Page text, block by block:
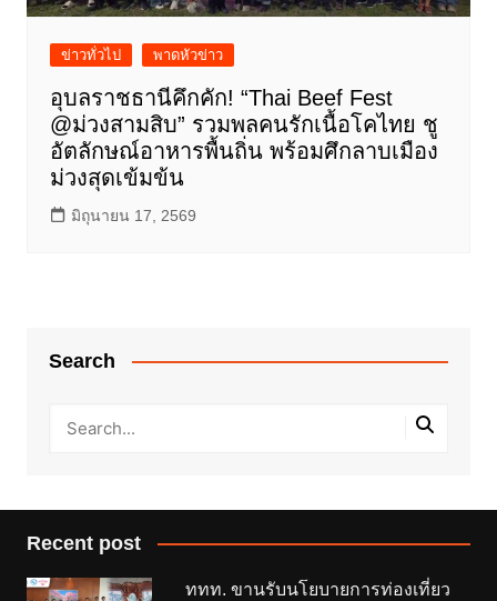
ข่าวทั่วไป พาดหัวข่าว
อุบลราชธานีคึกคัก! “Thai Beef Fest
@ม่วงสามสิบ” รวมพลคนรักเนื้อโคไทย ชู
อัตลักษณ์อาหารพื้นถิ่น พร้อมศึกลาบเมือง
ม่วงสุดเข้มข้น
มิถุนายน 17, 2569
Search
Recent post
ททท. ขานรับนโยบายการท่องเที่ยว